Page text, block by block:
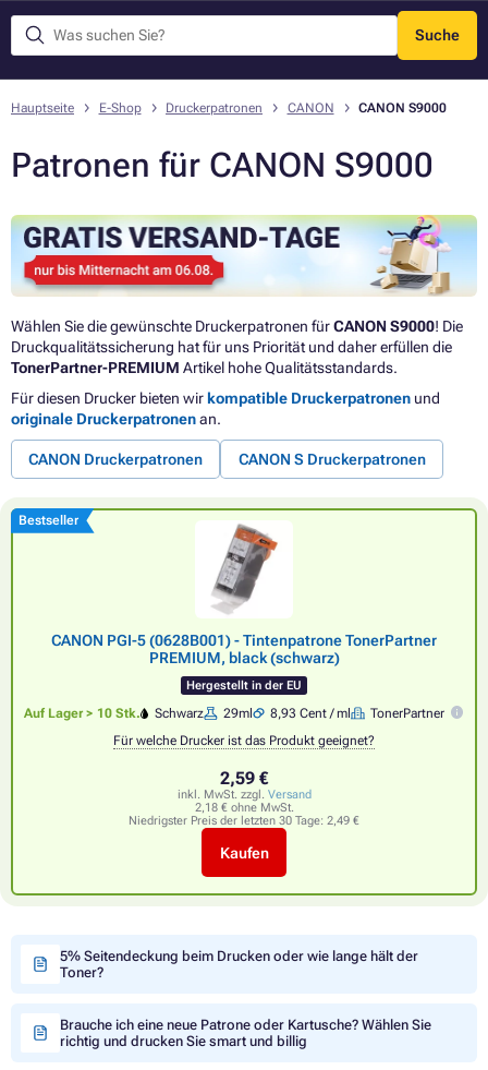
Suche
Menü
Hauptseite E-Shop Druckerpatronen CANON CANON S9000
Patronen für CANON S9000
Wählen Sie die gewünschte Druckerpatronen fürCANON S9000! Die
Druckqualitätssicherung hat für uns Priorität und daher erfüllen die
TonerPartner-PREMIUM Artikel hohe Qualitätsstandards.
Für diesen Drucker bieten wir kompatible Druckerpatronen und
originale Druckerpatronenan.
CANON Druckerpatronen CANON S Druckerpatronen
Bestseller
CANON PGI-5 (0628B001) - Tintenpatrone TonerPartner
PREMIUM, black (schwarz)
Hergestellt in der EU
Auf Lager > 10 Stk. Schwarz 29ml 8,93 Cent / ml
TonerPartner
Für welche Drucker ist das Produkt geeignet?
2,59 €
inkl. MwSt. zzgl. Versand
2,18 € ohne MwSt.
Niedrigster Preis der letzten 30 Tage: 2,49 €
Kaufen
5% Seitendeckung beim Drucken oder wie lange hält der
Toner?
Brauche ich eine neue Patrone oder Kartusche? Wählen Sie
richtig und drucken Sie smart und billig